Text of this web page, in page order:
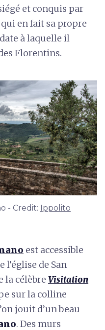
et conquis par
qui en fait sa propre
à laquelle il
Florentins.
- Credit: Ippolito
est accessible
de San
la célèbre Visitation
sur la colline
jouit d’un beau
. Des murs